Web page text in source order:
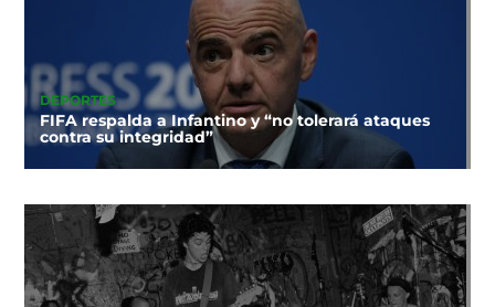
DEPORTES
FIFA respalda a Infantino y “no tolerará ataques
contra su integridad”